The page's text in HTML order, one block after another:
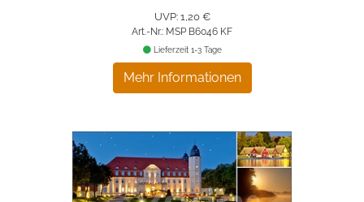
UVP: 1,20 €
Art.-Nr.: MSP B6046 KF
Mehr Informationen
Lieferzeit 1-3 Tage